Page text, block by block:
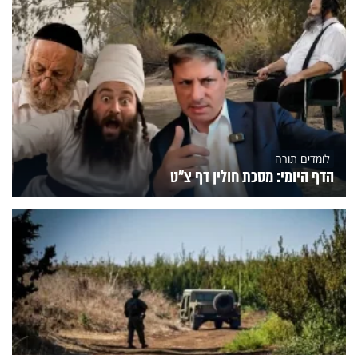
לומדים תורה
הדף היומי: מסכת חולין דף צ"ט